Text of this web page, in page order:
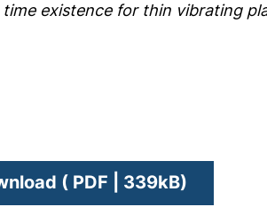
time existence for thin vibrating
( PDF | 339kB)